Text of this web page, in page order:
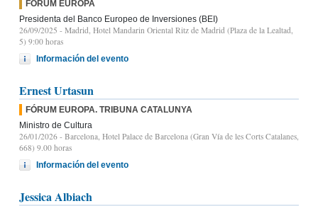
FÓRUM EUROPA
Presidenta del Banco Europeo de Inversiones (BEI)
26/09/2025 - Madrid, Hotel Mandarin Oriental Ritz de Madrid (Plaza de la Lealtad,
5) 9:00 horas
Información del evento
Ernest Urtasun
FÓRUM EUROPA. TRIBUNA CATALUNYA
Ministro de Cultura
26/01/2026 - Barcelona, Hotel Palace de Barcelona (Gran Vía de les Corts Catalanes,
668) 9.00 horas
Información del evento
Jessica Albiach